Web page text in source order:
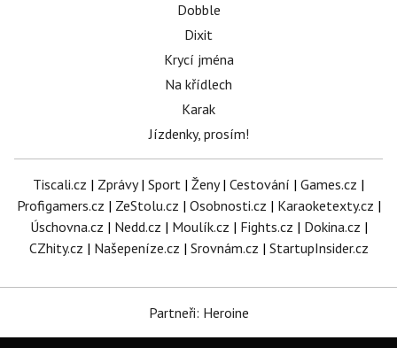
Dobble
Dixit
Krycí jména
Na křídlech
Karak
Jízdenky, prosím!
Tiscali.cz | Zprávy| Sport | Ženy| Cestování | Games.cz |
Profigamers.cz | ZeStolu.cz | Osobnosti.cz | Karaoketexty.cz |
Úschovna.cz | Nedd.cz | Moulík.cz | Fights.cz | Dokina.cz |
CZhity.cz | Našepeníze.cz | Srovnám.cz | StartupInsider.cz
Partneři: Heroine